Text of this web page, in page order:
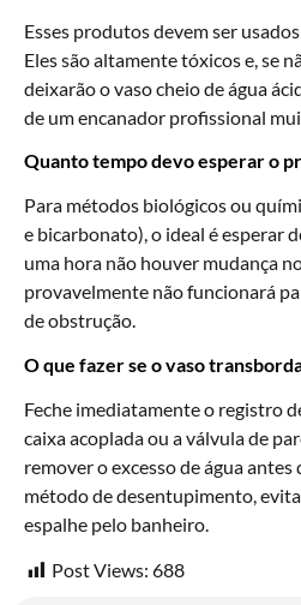
Esses produtos devem ser
Eles são altamente tóxicos e, se
deixarão o vaso cheio de água
de um encanador profissional
Quanto tempo devo esperar o
Para métodos biológicos ou
e bicarbonato), o ideal é esperar
uma hora não houver mudança
provavelmente não funcionará
de obstrução.
O que fazer se o vaso
Feche imediatamente o registro
caixa acoplada ou a válvula de
remover o excesso de água
método de desentupimento,
espalhe pelo banheiro.
Post Views: 688